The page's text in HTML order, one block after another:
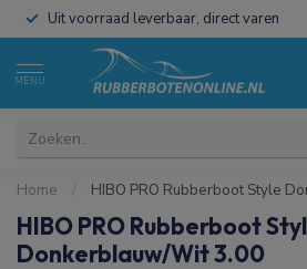
Uit voorraad leverbaar, direct varen
MENU
Home / HIBO PRO Rubberboot Style
HIBO PRO Rubberboot
Donkerblauw/Wit 3.00